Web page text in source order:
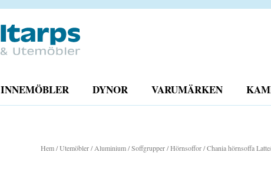
INNEMÖBLER DYNOR VARUMÄRKEN
Hem/Utemöbler/Aluminium/Soffgrupper/Hörnsoffor/ Chania hörnsoffa